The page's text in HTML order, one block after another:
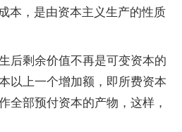
本，是由资本主义生产的性质
剩余价值不再是可变资本的
以上一个增加额，即所费资本
全部预付资本的产物，这样，